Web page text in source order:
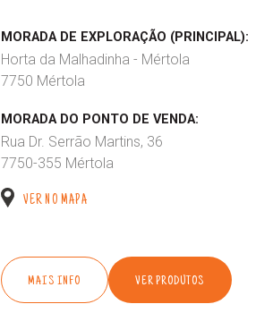
MORADA DE EXPLORAÇÃO (PRINCIPAL):
Horta da Malhadinha - Mértola
7750 Mértola
MORADA DO PONTO DE VENDA:
Rua Dr. Serrão Martins, 36
7750-355 Mértola
VER NO MAPA
MAIS INFO VER PRODUTOS